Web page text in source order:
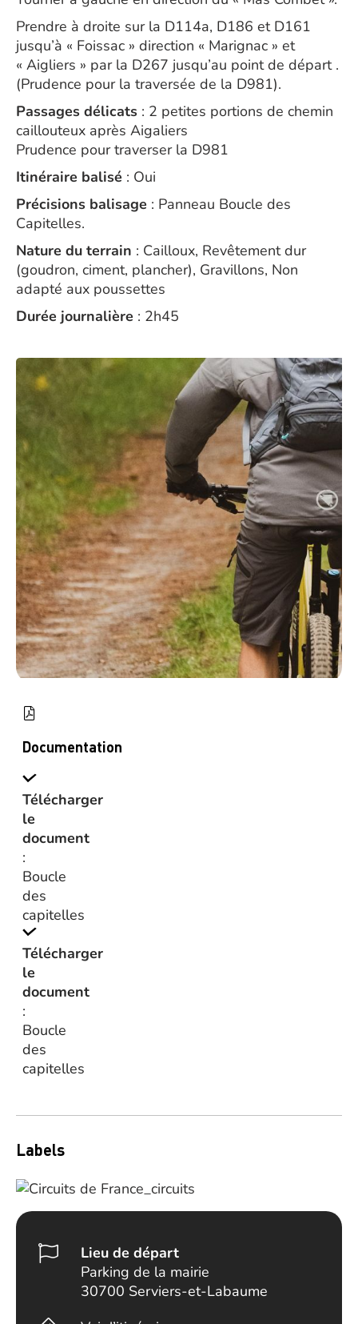
Prendre à droite sur la D114a, D186 et D161
jusqu’à « Foissac » direction « Marignac » et
« Aigliers » par la D267 jusqu’au point de départ .
(Prudence pour la traversée de la D981).
Passages délicats : 2 petites portions de chemin
caillouteux après Aigaliers
Prudence pour traverser la D981
Itinéraire balisé : Oui
Précisions balisage : Panneau Boucle des
Capitelles.
Nature du terrain : Cailloux, Revêtement dur
(goudron, ciment, plancher), Gravillons, Non
adapté aux poussettes
Durée journalière : 2h45
Documentation
Télécharger
le
document
:
Boucle
des
capitelles
Télécharger
le
document
:
Boucle
des
capitelles
Labels
Lieu de départ
Parking de la mairie
30700 Serviers-et-Labaume